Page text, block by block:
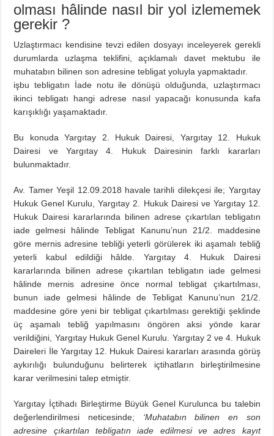
olması hâlinde nasıl bir yol izlememek
gerekir ?
Uzlaştırmacı kendisine tevzi edilen dosyayı inceleyerek gerekli
durumlarda uzlaşma teklifini, açıklamalı davet mektubu ile
muhatabın bilinen son adresine tebligat yoluyla yapmaktadır.
işbu tebligatın İade notu ile dönüşü olduğunda, uzlaştırmacı
ikinci tebligatı hangi adrese nasıl yapacağı konusunda kafa
karışıklığı yaşamaktadır.
Bu konuda Yargıtay 2. Hukuk Dairesi, Yargıtay 12. Hukuk
Dairesi ve Yargıtay 4. Hukuk Dairesinin farklı kararları
bulunmaktadır.
Av. Tamer Yeşil 12.09.2018 havale tarihli dilekçesi ile; Yargıtay
Hukuk Genel Kurulu, Yargıtay 2. Hukuk Dairesi ve Yargıtay 12.
Hukuk Dairesi kararlarında bilinen adrese çıkartılan tebligatın
iade gelmesi hâlinde Tebligat Kanunu’nun 21/2. maddesine
göre mernis adresine tebliği yeterli görülerek iki aşamalı tebliğ
yeterli kabul edildiği hâlde. Yargıtay 4. Hukuk Dairesi
kararlarında bilinen adrese çıkartılan tebligatın iade gelmesi
hâlinde mernis adresine önce normal tebligat çıkartılması,
bunun iade gelmesi hâlinde de Tebligat Kanunu’nun 21/2.
maddesine göre yeni bir tebligat çıkartılması gerektiği şeklinde
üç aşamalı tebliğ yapılmasını öngören aksi yönde karar
verildiğini, Yargıtay Hukuk Genel Kurulu. Yargıtay 2 ve 4. Hukuk
Daireleri İle Yargıtay 12. Hukuk Dairesi kararları arasında görüş
aykırılığı bulunduğunu belirterek içtihatların birleştirilmesine
karar verilmesini talep etmiştir.
Yargıtay İçtihadı Birleştirme Büyük Genel Kurulunca bu talebin
değerlendirilmesi neticesinde; ‘Muhatabın bilinen en son
adresine çıkartılan tebligatın iade edilmesi ve adres kayıt